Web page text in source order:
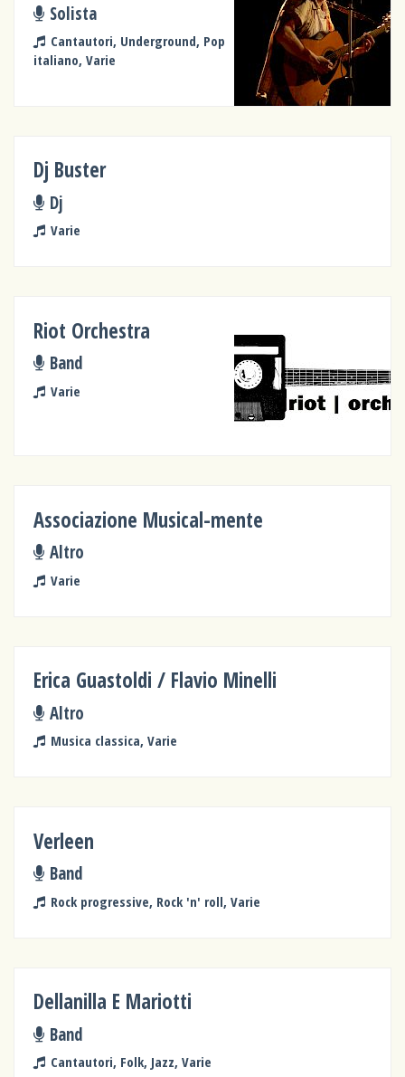
Solista
Cantautori, Underground, Pop
italiano, Varie
Dj Buster
Dj
Varie
Riot Orchestra
Band
Varie
Associazione Musical-mente
Altro
Varie
Erica Guastoldi / Flavio Minelli
Altro
Musica classica, Varie
Verleen
Band
Rock progressive, Rock 'n' roll, Varie
Dellanilla E Mariotti
Band
Cantautori, Folk, Jazz, Varie